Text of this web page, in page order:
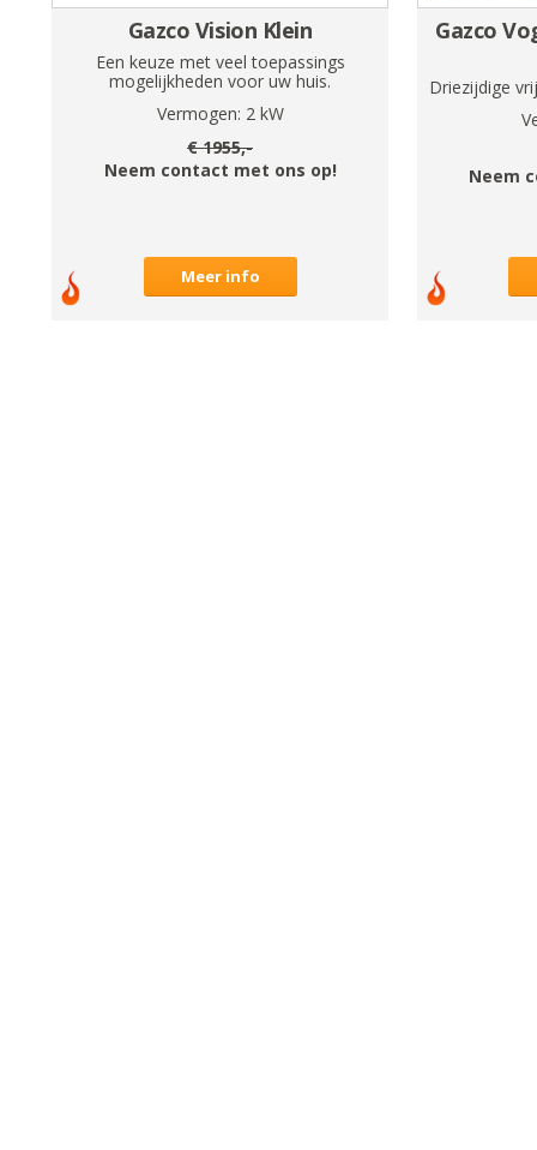
Gazco Vision Klein
Een keuze met veel toepassings
mogelijkheden voor uw huis.
Vermogen: 2kW
€1955,-
Neem contact met ons op!
Meer info
Gazco
Driezijdige
Neem